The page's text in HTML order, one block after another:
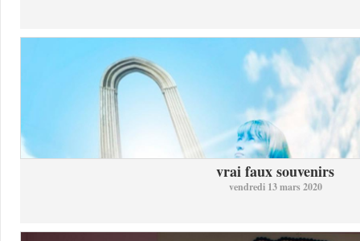
vrai faux souvenirs
vendredi 13 mars 2020